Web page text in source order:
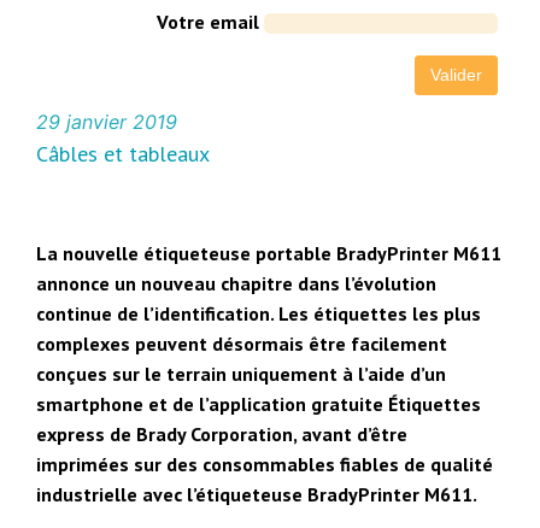
Votre email
29 janvier 2019
Câbles et tableaux
La nouvelle étiqueteuse portable BradyPrinter M611
annonce un nouveau chapitre dans l’évolution
continue de l’identification. Les étiquettes les plus
complexes peuvent désormais être facilement
conçues sur le terrain uniquement à l’aide d’un
smartphone et de l’application gratuite Étiquettes
express de Brady Corporation, avant d’être
imprimées sur des consommables fiables de qualité
industrielle avec l’étiqueteuse BradyPrinter M611.